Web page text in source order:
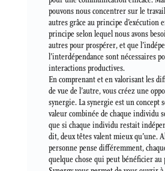
pouvons nous concentrer sur le
autres grâce au principe d’exécution
principe selon lequel nous avons
autres pour prospérer, et que
l’interdépendance sont nécessaires
interactions productives.
En comprenant et en valorisant les
de vue de l’autre, vous créez une
synergie. La synergie est un concept
valeur combinée de chaque individu
que si chaque individu restait
dit, deux têtes valent mieux qu’une.
personne pense différemment,
quelque chose qui peut bénéficier au